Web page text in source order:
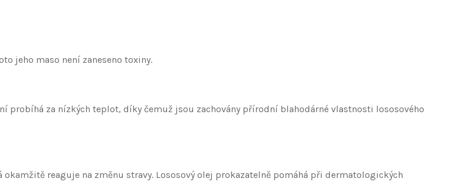
jeho maso není zaneseno toxiny.
probíhá za nízkých teplot, díky čemuž jsou zachovány přírodní blahodárné vlastnosti lososového
reaguje na změnu stravy. Lososový olej prokazatelně pomáhá při dermatologických